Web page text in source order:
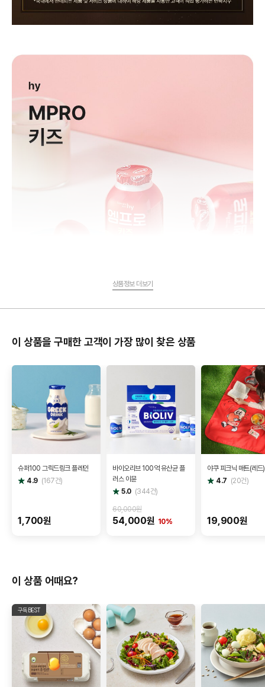
상품정보 더보기
이 상품을 구매한 고객이 가장 많이 찾은 상품
슈퍼100 그릭드링크 플레인
별
점
4.9 (167건)
1,700원
바이오리브 100억 유산균 플
러스 이뮨
별
점
5.0 (344건)
60,000원
54,000원 10%
야쿠 피크닉 매트(레드)
별
점
4.7 (20건)
19,900원
이 상품 어때요?
구독BEST